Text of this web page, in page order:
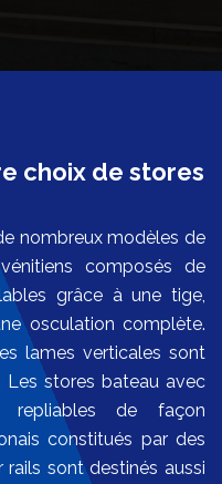
choix de stores
nombreux modèles de
composés de
grâce à une tige,
osculation complète.
lames verticales sont
Les stores bateau avec
de façon
constitués par des
sont destinés aussi